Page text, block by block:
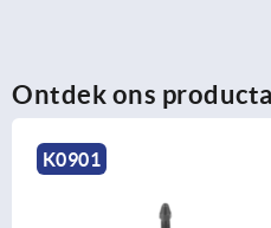
Ontdek ons
K0901